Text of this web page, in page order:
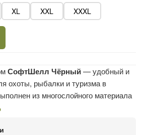
XL XXL XXXL
СофтШелл Чёрный— удобный и
охоты, рыбалки и туризма в
из многослойного материала
на ощупь, с внутренним